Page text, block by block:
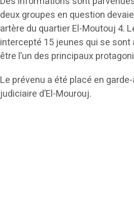
deux groupes en question
artère du quartier El-Moutouj 4.
intercepté 15 jeunes qui se sont
être l’un des principaux
Le prévenu a été placé en
judiciaire d’El-Mourouj.